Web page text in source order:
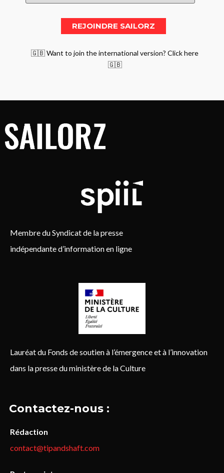
🇬🇧 Want to join the international version? Click here
🇬🇧
Membre du Syndicat de la presse
indépendante d’information en ligne
Lauréat du Fonds de soutien à l’émergence et à l’innovation
dans la presse du ministère de la Culture
Contactez-nous :
Rédaction
contact@tipandshaft.com